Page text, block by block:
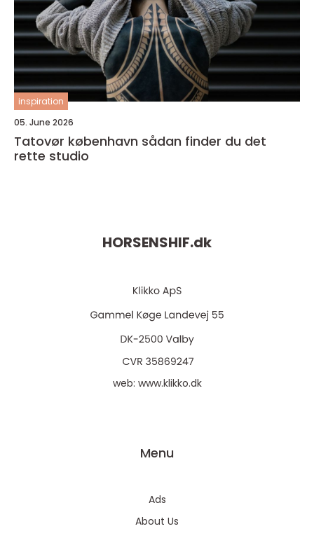
inspiration
05. June 2026
Tatovør københavn sådan finder du det
rette studio
HORSENSHIF.dk
web: www.klikko.dk
Menu
Ads
About Us